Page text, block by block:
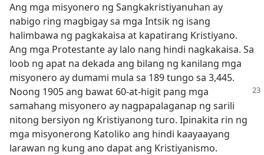
Ang mga misyonero ng Sangkakristiyanuhan ay
nabigo ring magbigay sa mga Intsik ng isang
halimbawa ng pagkakaisa at kapatirang Kristiyano.
Ang mga Protestante ay lalo nang hindi nagkakaisa. Sa
loob ng apat na dekada ang bilang ng kanilang mga
misyonero ay dumami mula sa 189 tungo sa 3,445.
Noong 1905 ang bawat 60-at-higit pang mga
samahang misyonero ay nagpapalaganap ng sarili
nitong bersiyon ng Kristiyanong turo. Ipinakita rin ng
mga misyonerong Katoliko ang hindi kaayaayang
larawan ng kung ano dapat ang Kristiyanismo.